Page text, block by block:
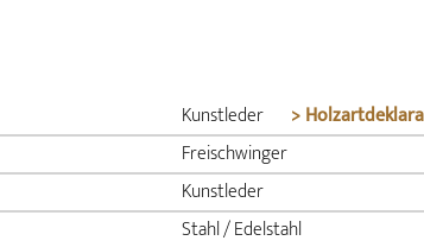
Kunstleder
>
Freischwinger
Kunstleder
Stahl / Edelstahl